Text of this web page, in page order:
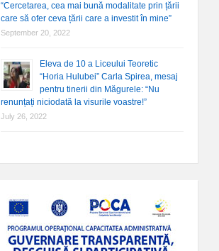
“Cercetarea, cea mai bună modalitate prin țării
care să ofer ceva țării care a investit în mine”
September 20, 2022
Eleva de 10 a Liceului Teoretic
“Horia Hulubei” Carla Spirea, mesaj
pentru tinerii din Măgurele: “Nu
renunțați niciodată la visurile voastre!”
July 26, 2022